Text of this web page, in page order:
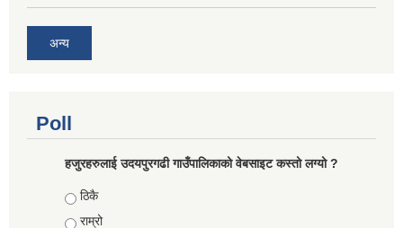
अन्य
Poll
हजुरहरुलाई उदयपुरगढी गाउँपालिकाको वेबसाइट कस्तो लग्यो ?
Choices
ठिकै
राम्रो